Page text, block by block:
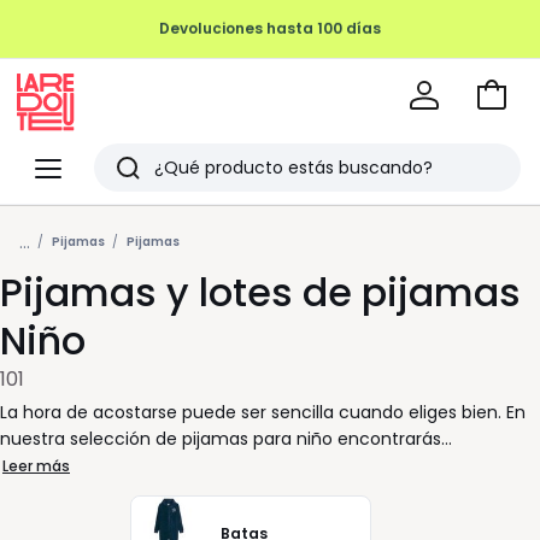
Menu
Redoute
Buscar
Últimos
artículos
vistos
Ir
... Pijamas Pijamas
Pijamas y lotes de pijamas
Niño
101
La hora de acostarse puede ser sencilla cuando eliges bien. En
nuestra selección de pijamas para niño encontrarás
propuestas pensadas para acompañar su rutina diaria con
comodidad y libertad de movimiento. Cada pijama está
diseñado para que se ponga y se quite con facilidad, algo clave
Leer más
Batas